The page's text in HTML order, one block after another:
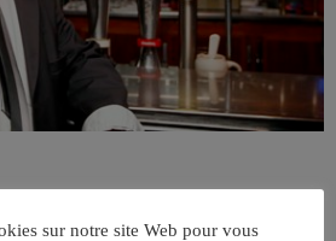
sur notre site Web pour vous